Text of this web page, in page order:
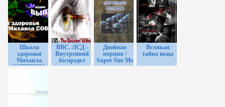
Школа
здоровья
Михаила
СОВЕТОВА
BBC. ЛСД -
Внутренний
беспредел
Двойная
порция /
Super Size Me
Великая
тайна воды